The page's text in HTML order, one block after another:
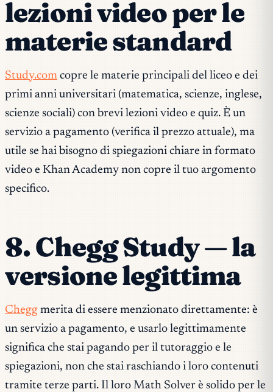
lezioni video per le
materie standard
Study.com copre le materie principali del liceo e dei
primi anni universitari (matematica, scienze, inglese,
scienze sociali) con brevi lezioni video e quiz. È un
servizio a pagamento (verifica il prezzo attuale), ma
utile se hai bisogno di spiegazioni chiare in formato
video e Khan Academy non copre il tuo argomento
specifico.
8. Chegg Study — la
versione legittima
Chegg merita di essere menzionato direttamente: è
un servizio a pagamento, e usarlo legittimamente
significa che stai pagando per il tutoraggio e le
spiegazioni, non che stai raschiando i loro contenuti
tramite terze parti. Il loro Math Solver è solido per le